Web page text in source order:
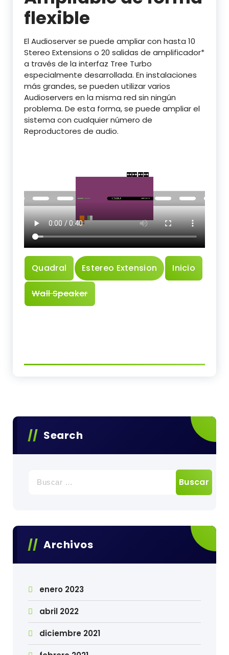
flexible
El Audioserver se puede ampliar con hasta 10
Stereo Extensions o 20 salidas de amplificador*
a través de la interfaz Tree Turbo
especialmente desarrollada. En instalaciones
más grandes, se pueden utilizar varios
Audioservers en la misma red sin ningún
problema. De esta forma, se puede ampliar el
sistema con cualquier número de
Reproductores de audio.
Quadral Estereo Extension Inicio
Wall Speaker
Search
Archivos
enero 2023
abril 2022
diciembre 2021